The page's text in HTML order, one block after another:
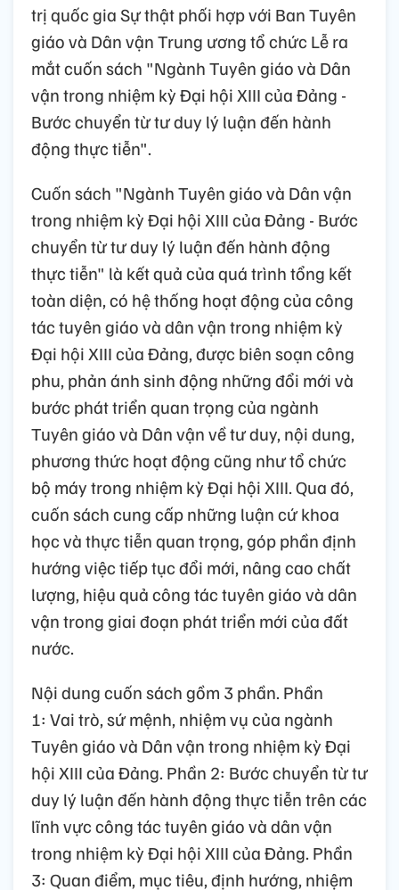
trị quốc gia Sự thật phối hợp với Ban Tuyên
giáo và Dân vận Trung ương tổ chức Lễ ra
mắt cuốn sách "Ngành Tuyên giáo và Dân
vận trong nhiệm kỳ Đại hội XIII của Đảng -
Bước chuyển từ tư duy lý luận đến hành
động thực tiễn".
Cuốn sách "Ngành Tuyên giáo và Dân vận
trong nhiệm kỳ Đại hội XIII của Đảng - Bước
chuyển từ tư duy lý luận đến hành động
thực tiễn" là kết quả của quá trình tổng kết
toàn diện, có hệ thống hoạt động của công
tác tuyên giáo và dân vận trong nhiệm kỳ
Đại hội XIII của Đảng, được biên soạn công
phu, phản ánh sinh động những đổi mới và
bước phát triển quan trọng của ngành
Tuyên giáo và Dân vận về tư duy, nội dung,
phương thức hoạt động cũng như tổ chức
bộ máy trong nhiệm kỳ Đại hội XIII. Qua đó,
cuốn sách cung cấp những luận cứ khoa
học và thực tiễn quan trọng, góp phần định
hướng việc tiếp tục đổi mới, nâng cao chất
lượng, hiệu quả công tác tuyên giáo và dân
vận trong giai đoạn phát triển mới của đất
nước.
Nội dung cuốn sách gồm 3 phần. Phần
1: Vai trò, sứ mệnh, nhiệm vụ của ngành
Tuyên giáo và Dân vận trong nhiệm kỳ Đại
hội XIII của Đảng. Phần 2: Bước chuyển từ tư
duy lý luận đến hành động thực tiễn trên các
lĩnh vực công tác tuyên giáo và dân vận
trong nhiệm kỳ Đại hội XIII của Đảng. Phần
3: Quan điểm, mục tiêu, định hướng, nhiệm